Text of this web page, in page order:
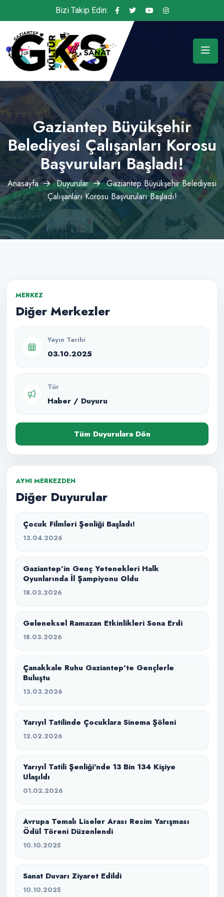
Bizi Takip Edin:
Gaziantep Büyükşehir
Belediyesi Çalışanları Korosu
Başvuruları Başladı!
Anasayfa Duyurular
Gaziantep Büyükşehir Belediyesi
Çalışanları Korosu Başvuruları Başladı!
MERKEZ
Diğer Merkezler
Yayın Tarihi
03.10.2025
Tür
Haber / Duyuru
Tüm Duyurulara Dön
AYNI MERKEZDEN
Diğer Duyurular
Çocuk Filmleri Şenliği Başladı!
13.04.2026
Gaziantep’in Genç Yetenekleri Halk
Oyunlarında İl Şampiyonu Oldu
18.03.2026
Geleneksel Ramazan Etkinlikleri Sona Erdi
18.03.2026
Çanakkale Ruhu Gaziantep’te Gençlerle
Buluştu
13.03.2026
Yarıyıl Tatilinde Çocuklara Sinema Şöleni
12.02.2026
Yarıyıl Tatili Şenliği’nde 13 Bin 134 Kişiye
Ulaşıldı
01.02.2026
Avrupa Temalı Liseler Arası Resim Yarışması
Ödül Töreni Düzenlendi
10.10.2025
Sanat Duvarı Ziyaret Edildi
10.10.2025